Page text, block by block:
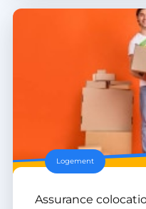
Logement
Assurance
CookieScriptConsent